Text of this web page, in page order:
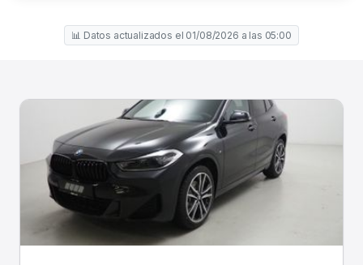
📊 Datos actualizados el 01/08/2026 a las 05:00